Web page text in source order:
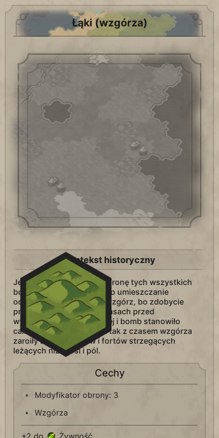
Łąki (wzgórza)
Kontekst historyczny
Jedynym sposobem na obronę tych wszystkich
bogactw w razie ataku było umieszczanie
oddziałów na szczytach wzgórz, bo zdobycie
przewagi wysokości w czasach przed
wynalezieniem broni palnej i bomb stanowiło
całkiem niezłą strategię. I tak z czasem wzgórza
zaroiły się od zamków i fortów strzegących
leżących niżej wsi i pól.
Cechy
Modyfikator obrony: 3
Wzgórza